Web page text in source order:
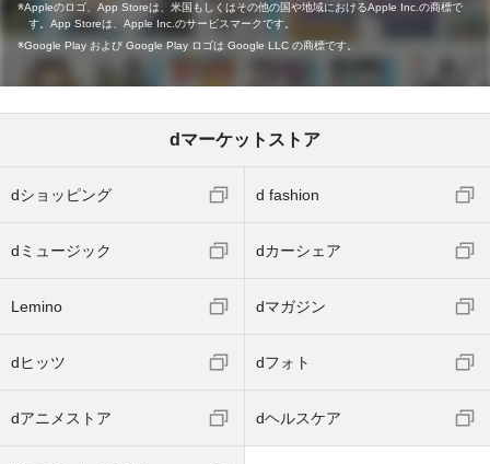
Appleのロゴ、App Storeは、米国もしくはその他の国や地域におけるApple Inc.の商標で
す。App Storeは、Apple Inc.のサービスマークです。
Google Play および Google Play ロゴは Google LLC の商標です。
dマーケットストア
dショッピング d fashion
dミュージック dカーシェア
Lemino dマガジン
dヒッツ dフォト
dアニメストア dヘルスケア